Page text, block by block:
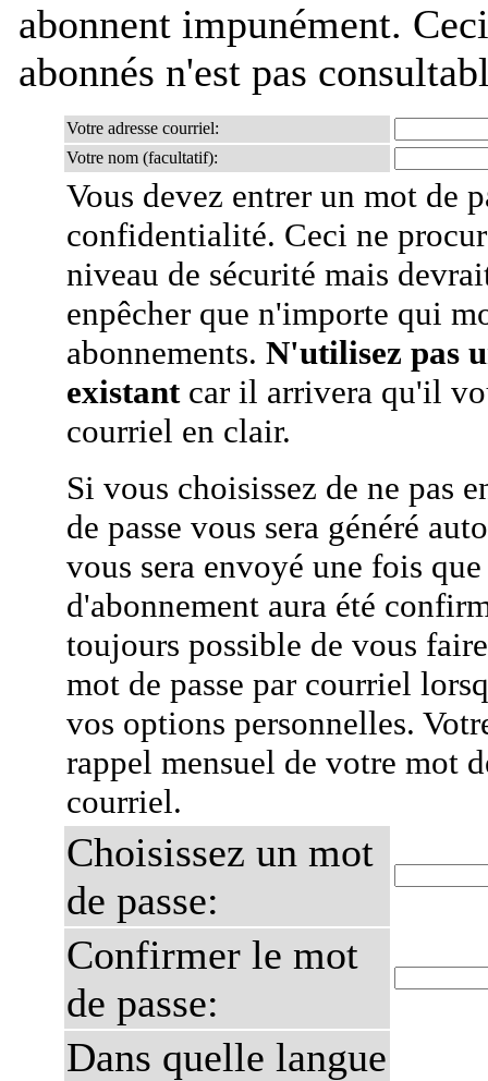
abonnent impunément.
abonnés n'est pas
Votre adresse courriel:
Votre nom (facultatif):
Vous devez entrer un mot de
confidentialité. Ceci ne
niveau de sécurité mais
enpêcher que n'importe qui
abonnements. N'utilisez pas
existantcar il arrivera qu'il
courriel en clair.
Si vous choisissez de ne pas
de passe vous sera généré
vous sera envoyé une fois
d'abonnement aura été
toujours possible de vous
mot de passe par courriel
vos options personnelles.
rappel mensuel de votre mot
courriel.
Choisissez un mot
de passe:
Confirmer le mot
de passe:
Dans quelle langue